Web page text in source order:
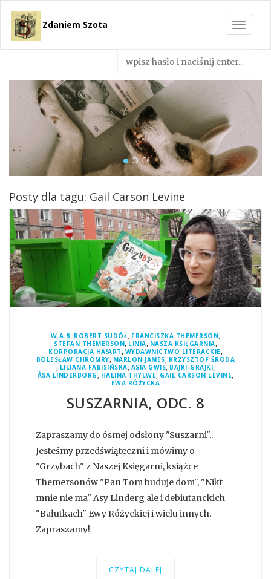
Toggle
Zdaniem Szota
Posty dla tagu: Gail Carson Levine
W.A.B, ROBERT SUDÓŁ, FRANCISZKA THEMERSON,
STEFAN THEMERSON, LINIA, NASZA KSIĘGARNIA,
KORPORACJA HA!ART , WYDAWNICTWO LITERACKIE,
BOLESŁAW CHROMRY, MARLON JAMES, KRZYSZTOF ŚRODA
, LILIANA FABISIŃSKA, ASIA GWIS, BAJKI-GRAJKI,
ÅSA LINDERBORG , HALINA THYLWE, GAIL CARSON LEVINE,
EWA RÓŻYCKA
SUSZARNIA, ODC. 8
Zapraszamy do ósmej odsłony "Suszarni"..
Jesteśmy przedświąteczni i mówimy o
"Grzybach" z Naszej Księgarni, książce
Themersonów "Pan Tom buduje dom", "Nikt
mnie nie ma" Asy Linderg ale i debiutanckich
"Bałutkach" Ewy Różyckiej i wielu innych.
Zapraszamy!
CZYTAJ DALEJ